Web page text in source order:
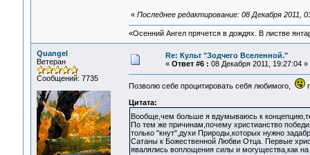
« Последнее редактирование: 08 Декабря 2011,
«Осенний Ангел прячется в дождях. В листве
Quangel
Ветеран
Сообщений: 7735
Re: Культ "Зодчего Вселенной."
« Ответ #6 : 08 Декабря 2011, 19:27:04 »
Позволю себе процитировать себя любимого,
Цитата:
Вообще,чем больше я вдумываюсь к
По тем же причинам,почему христианство
только "кнут",духи Природы,которых нужно
Сатаны к Божественной Любви Отца. Первые
явалялись воплощения силы и могущества,как